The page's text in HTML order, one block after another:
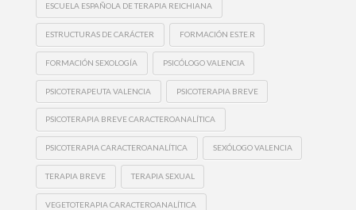
ESCUELA ESPAÑOLA DE TERAPIA REICHIANA
ESTRUCTURAS DE CARÁCTER FORMACIÓN ES.TE.R
FORMACIÓN SEXOLOGÍA PSICÓLOGO VALENCIA
PSICOTERAPEUTA VALENCIA PSICOTERAPIA BREVE
PSICOTERAPIA BREVE CARACTEROANALÍTICA
PSICOTERAPIA CARACTEROANALÍTICA SEXÓLOGO VALENCIA
TERAPIA BREVE TERAPIA SEXUAL
VEGETOTERAPIA CARACTEROANALÍTICA